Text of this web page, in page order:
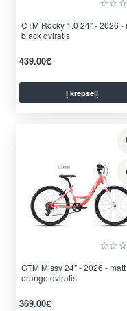
CTM Rocky 1.0 24" - 2026 -
black dviratis
439.00€
Į krepšelį
CTM Missy 24" - 2026 - matt
orange dviratis
369.00€